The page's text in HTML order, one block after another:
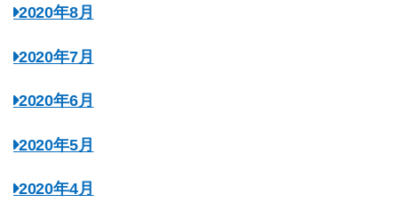
2020年8月
2020年7月
2020年6月
2020年5月
2020年4月